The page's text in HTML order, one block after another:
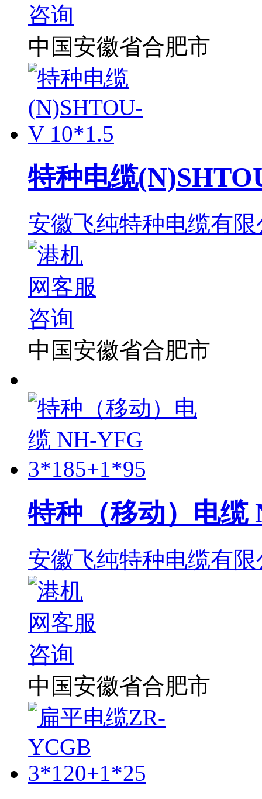
中国安徽省合肥市
特种电缆
安徽飞纯特种电缆有限
中国安徽省合肥市
特种（移动）电缆
安徽飞纯特种电缆有限
中国安徽省合肥市